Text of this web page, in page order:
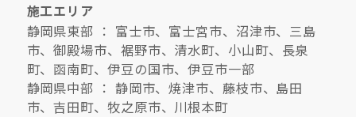
施工エリア
静岡県東部 ： 富士市、富士宮市、沼津市、三島
市、御殿場市、裾野市、清水町、小山町、長泉
町、函南町、伊豆の国市、伊豆市一部
静岡県中部 ： 静岡市、焼津市、藤枝市、島田
市、吉田町、牧之原市、川根本町